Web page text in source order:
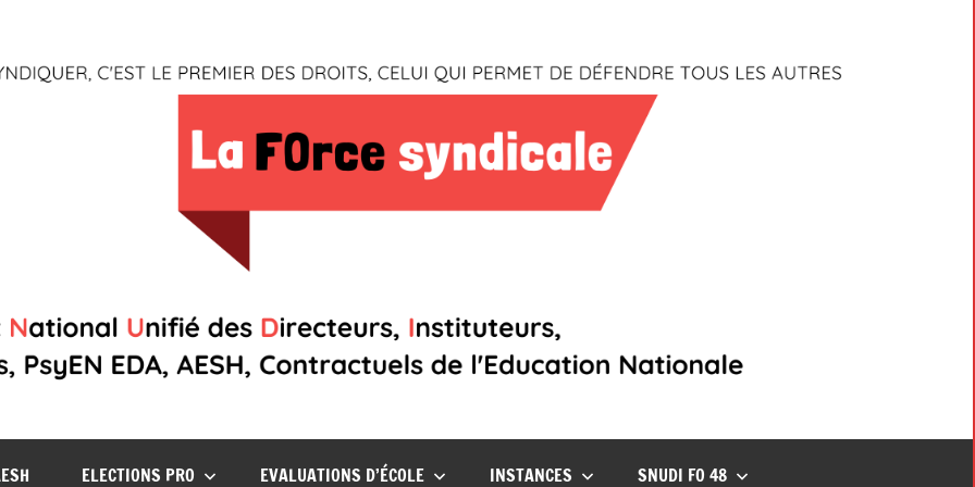
ELECTIONS PRO EVALUATIONS D’ÉCOLE INSTANCES SNUDI FO 48